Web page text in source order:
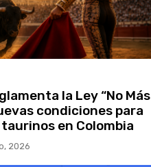
la Ley “No Más
condiciones para
en Colombia
2026